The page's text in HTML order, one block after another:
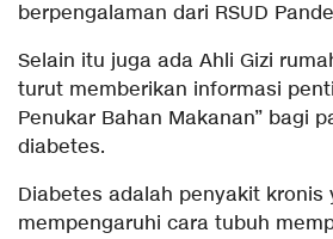
berpengalaman dari RSUD
Selain itu juga ada Ahli Gizi
turut memberikan informasi
Penukar Bahan Makanan” bagi
diabetes.
Diabetes adalah penyakit kronis
mempengaruhi cara tubuh